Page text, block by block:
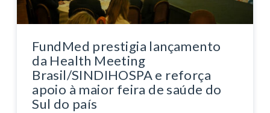
FundMed prestigia lançamento
da Health Meeting
Brasil/SINDIHOSPA e reforça
apoio à maior feira de saúde do
Sul do país